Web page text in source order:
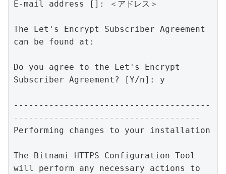
E-mail address []: ＜アドレス＞
The Let's Encrypt Subscriber Agreement
can be found at:
Do you agree to the Let's Encrypt
Subscriber Agreement? [Y/n]: y
---------------------------------------
-------------------------------------
Performing changes to your installation
The Bitnami HTTPS Configuration Tool
will perform any necessary actions to